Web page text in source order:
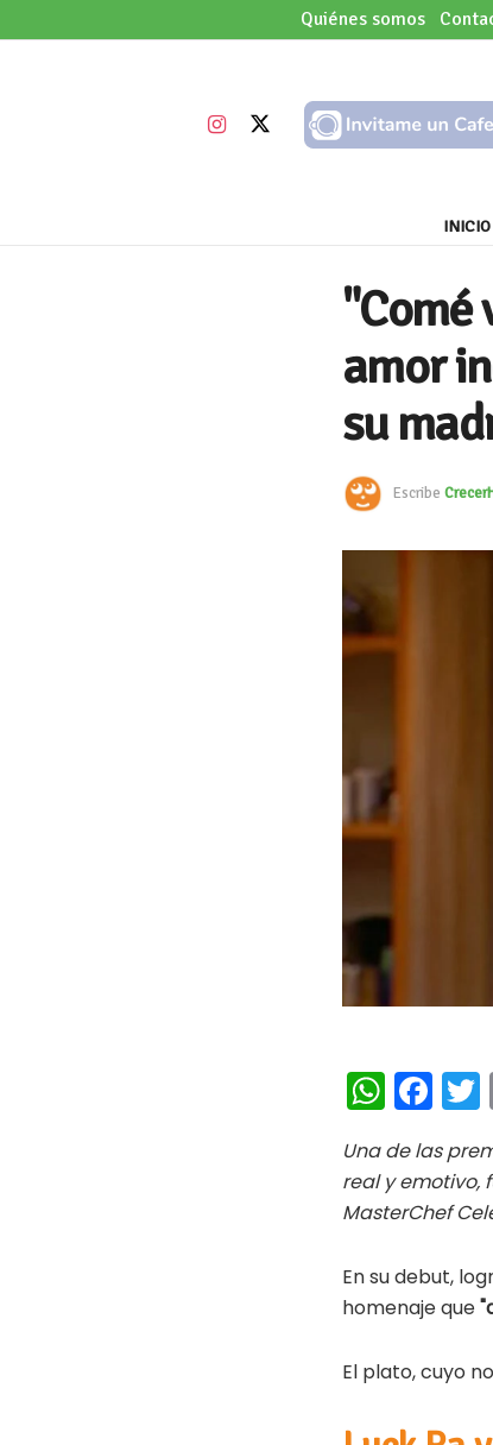
Quiénes somos
INICIO
"Comé
amor
su
Escribe
W
at
s
p
p
Fa
b
oo
Una de las
real y emotivo,
MasterChef
En su debut,
homenaje que
El plato, cuyo